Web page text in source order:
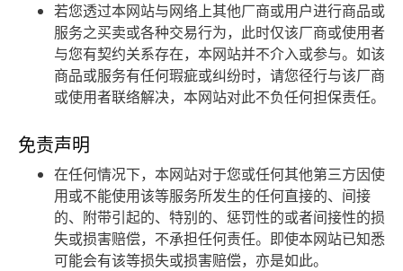
若您透过本网站与网络上其他厂商或用户进行商品或
服务之买卖或各种交易行为，此时仅该厂商或使用者
与您有契约关系存在，本网站并不介入或参与。如该
商品或服务有任何瑕疵或纠纷时，请您径行与该厂商
或使用者联络解决，本网站对此不负任何担保责任。
免责声明
在任何情况下，本网站对于您或任何其他第三方因使
用或不能使用该等服务所发生的任何直接的、间接
的、附带引起的、特别的、惩罚性的或者间接性的损
失或损害赔偿，不承担任何责任。即使本网站已知悉
可能会有该等损失或损害赔偿，亦是如此。